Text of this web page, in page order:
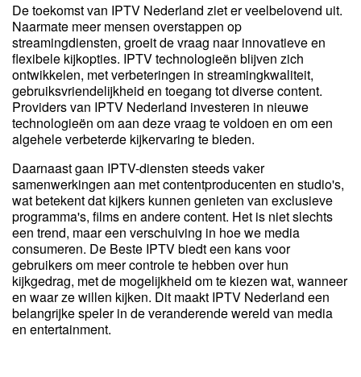
De toekomst van IPTV Nederland ziet er veelbelovend uit.
Naarmate meer mensen overstappen op
streamingdiensten, groeit de vraag naar innovatieve en
flexibele kijkopties. IPTV technologieën blijven zich
ontwikkelen, met verbeteringen in streamingkwaliteit,
gebruiksvriendelijkheid en toegang tot diverse content.
Providers van IPTV Nederland investeren in nieuwe
technologieën om aan deze vraag te voldoen en om een
algehele verbeterde kijkervaring te bieden.
Daarnaast gaan IPTV-diensten steeds vaker
samenwerkingen aan met contentproducenten en studio's,
wat betekent dat kijkers kunnen genieten van exclusieve
programma's, films en andere content. Het is niet slechts
een trend, maar een verschuiving in hoe we media
consumeren. De Beste IPTV biedt een kans voor
gebruikers om meer controle te hebben over hun
kijkgedrag, met de mogelijkheid om te kiezen wat, wanneer
en waar ze willen kijken. Dit maakt IPTV Nederland een
belangrijke speler in de veranderende wereld van media
en entertainment.